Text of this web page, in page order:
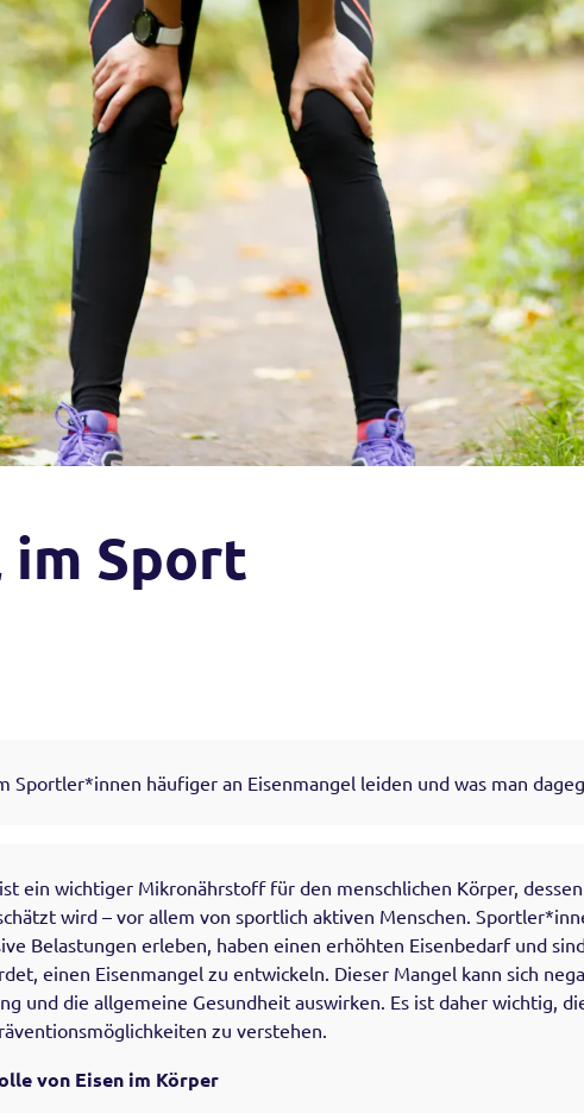
im Sport
Sportler*innen häufiger an Eisenmangel leiden und was man
ein wichtiger Mikronährstoff für den menschlichen Körper,
wird – vor allem von sportlich aktiven Menschen.
Belastungen erleben, haben einen erhöhten Eisenbedarf und
einen Eisenmangel zu entwickeln. Dieser Mangel kann sich
und die allgemeine Gesundheit auswirken. Es ist daher wichtig,
zu verstehen.
von Eisen im Körper